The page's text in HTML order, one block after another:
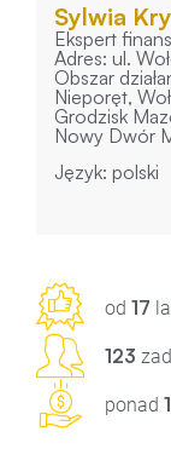
Sylwia
Ekspert
Adres: ul.
Obszar
Nieporęt,
Grodzisk
Nowy Dwór
Język: polski
od 17
123
ponad